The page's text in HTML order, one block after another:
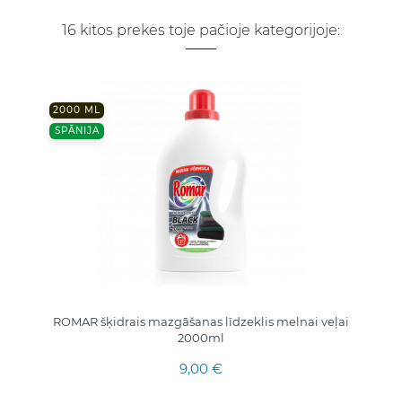
16 kitos prekės toje pačioje kategorijoje:
2000 ML
SPĀNIJA
ROMAR šķidrais mazgāšanas līdzeklis melnai veļai
2000ml
9,00 €